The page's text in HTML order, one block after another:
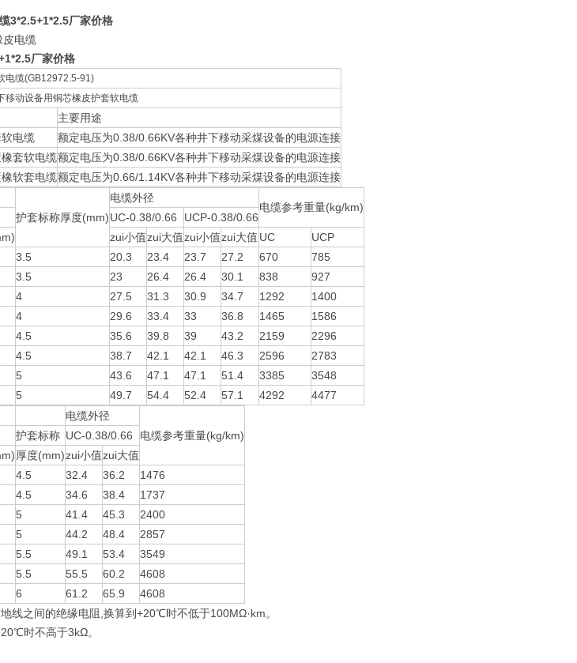
3*2.5+1*2.5厂家价格
皮电缆
厂家价格
电缆(GB12972.5-91)
移动设备用铜芯橡皮护套软电缆
主要用途
电缆
额定电压为0.38/0.66KV各种井下移动采煤设备的电源连接
套软电缆额定电压为0.38/0.66KV各种井下移动采煤设备的电源连接
软套电缆额定电压为0.66/1.14KV各种井下移动采煤设备的电源连接
护套标称厚度(mm)
电缆外径
电缆参考重量(kg/km)
UC-0.38/0.66
UCP-0.38/0.66
zui小值zui大值zui小值zui大值 UC
UCP
3.5 20.3 23.4 23.7 27.2 670
785
3.5 23 26.4 26.4 30.1 838
927
4 27.5 31.3 30.9 34.7 1292
1400
4 29.6 33.4 33 36.8 1465
1586
4.5 35.6 39.8 39 43.2 2159
2296
4.5 38.7 42.1 42.1 46.3 2596
2783
5 43.6 47.1 47.1 51.4 3385
3548
5 49.7 54.4 52.4 57.1 4292
4477
电缆外径
电缆参考重量(kg/km)
护套标称 UC-0.38/0.66
厚度(mm)zui小值zui大值
4.5 32.4 36.2
1476
4.5 34.6 38.4
1737
5 41.4 45.3
2400
5 44.2 48.4
2857
5.5 49.1 53.4
3549
5.5 55.5 60.2
4608
6 61.2 65.9
4608
线之间的绝缘电阻,换算到+20℃时不低于100MΩ·km。
时不高于3kΩ。